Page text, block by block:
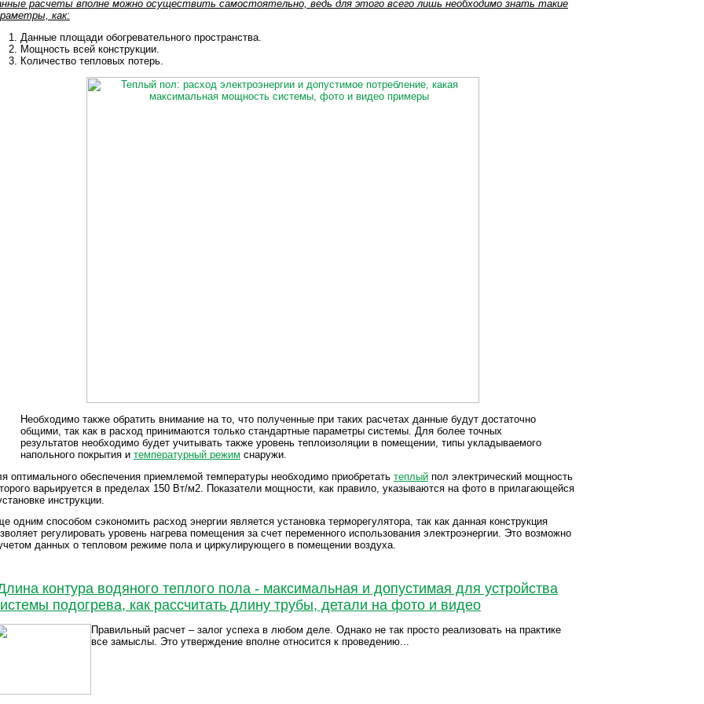
расчеты вполне можно осуществить самостоятельно, ведь для этого всего лишь необходимо знать такие
как:
Данные площади обогревательного пространства.
Мощность всей конструкции.
Количество тепловых потерь.
Необходимо также обратить внимание на то, что полученные при таких расчетах данные будут достаточно
общими, так как в расход принимаются только стандартные параметры системы. Для более точных
результатов необходимо будет учитывать также уровень теплоизоляции в помещении, типы укладываемого
напольного покрытия и температурный режим снаружи.
оптимального обеспечения приемлемой температуры необходимо приобретать теплый пол электрический мощность
варьируется в пределах 150 Вт/м2. Показатели мощности, как правило, указываются на фото в прилагающейся
инструкции.
одним способом сэкономить расход энергии является установка терморегулятора, так как данная конструкция
регулировать уровень нагрева помещения за счет переменного использования электроэнергии. Это возможно
данных о тепловом режиме пола и циркулирующего в помещении воздуха.
контура водяного теплого пола - максимальная и допустимая для устройства
подогрева, как рассчитать длину трубы, детали на фото и видео
Правильный расчет – залог успеха в любом деле. Однако не так просто реализовать на практике
все замыслы. Это утверждение вполне относится к проведению...